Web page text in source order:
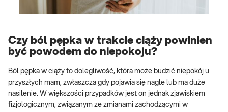
Czy ból pępka w trakcie ciąży powinien
być powodem do niepokoju?
Ból pępka w ciąży to dolegliwość, która może budzić niepokój u
przyszłych mam, zwłaszcza gdy pojawia się nagle lub ma duże
nasilenie. W większości przypadków jest on jednak zjawiskiem
fizjologicznym, związanym ze zmianami zachodzącymi w